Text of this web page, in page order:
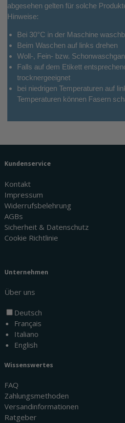
abgesehen gelten für solche
Hinweise:
Bei 30°C in der Maschine
Beim Waschen auf links drehen
Woll-, Fein- bzw.
Falls auf dem Etikett
trocknergeeignet
bei niedrigen Temperaturen auf
Temperaturen können Fasern
Kundenservice
Kontakt
Impressum
Widerrufsbelehrung
AGBs
Sicherheit & Datenschutz
Cookie Richtlinie
Unternehmen
Über uns
Deutsch
Français
Italiano
English
Wissenswertes
FAQ
Zahlungsmethoden
Versandinformationen
Ratgeber